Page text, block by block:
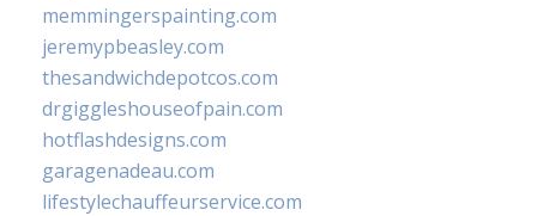
memmingerspainting.com
jeremypbeasley.com
thesandwichdepotcos.com
drgiggleshouseofpain.com
hotflashdesigns.com
garagenadeau.com
lifestylechauffeurservice.com